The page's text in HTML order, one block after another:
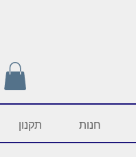
חנות תקנון